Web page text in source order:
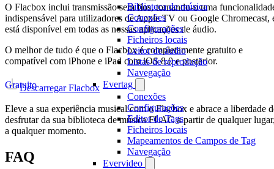
Biblioteca de música
Conexões
Configurações
Ficheiros locais
Leitor de áudio
Listas de reprodução
Navegação
Evertag
Conexões
Configurações
Editor de Tags
Ficheiros locais
Mapeamentos de Campos de Tag
Navegação
Evervideo
O Flacbox inclui transmissão sem fios, tornando-o uma
indispensável para utilizadores de Apple TV ou Google Chromecast,
está disponível em todas as nossas aplicações de áudio.
O melhor de tudo é que o Flacbox é completamente gratuito e
compatível com iPhone e iPad com iOS 8.0 e posterior.
Descarregar Flacbox
Gratuito
Eleve a sua experiência musical com o Flacbox e abrace a liberdade
desfrutar da sua biblioteca de música FLAC a partir de qualquer
a qualquer momento.
FAQ